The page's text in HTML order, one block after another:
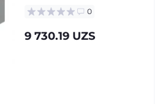
0
9 730.19 UZS